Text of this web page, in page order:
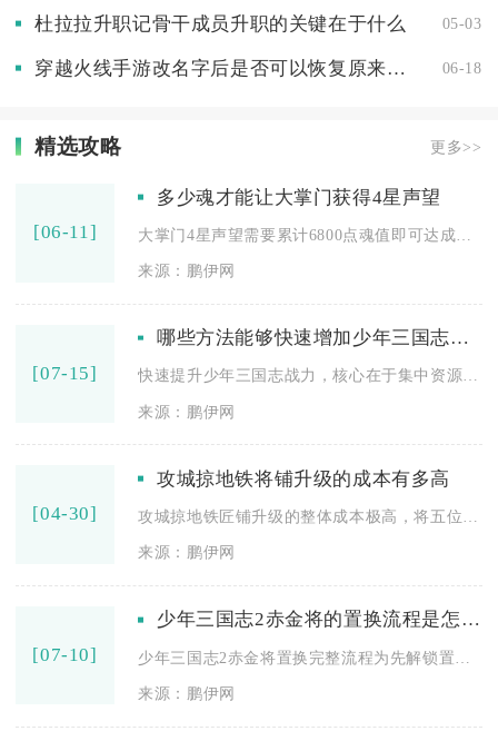
杜拉拉升职记骨干成员升职的关键在于什么 05-03
穿越火线手游改名字后是否可以恢复原来的名字 06-18
精选攻略 更多>>
[06-11]
多少魂才能让大掌门获得4星声望
来源：鹏伊网
[07-15]
哪些方法能够快速增加少年三国志战力
快速提升少年三国志战力，核心在于集中资源培养核心武将、优先强...
来源：鹏伊网
[04-30]
攻城掠地铁将铺升级的成本有多高
来源：鹏伊网
[07-10]
少年三国志2赤金将的置换流程是怎样的
来源：鹏伊网